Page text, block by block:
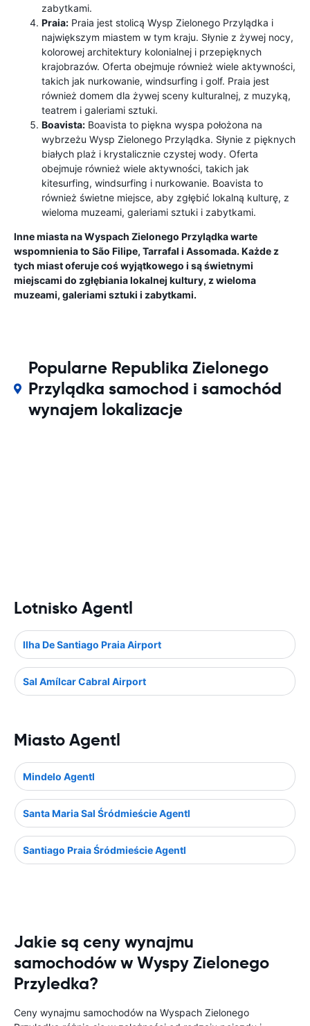
zabytkami.
Praia: Praia jest stolicą Wysp Zielonego Przylądka i
największym miastem w tym kraju. Słynie z żywej nocy,
kolorowej architektury kolonialnej i przepięknych
krajobrazów. Oferta obejmuje również wiele aktywności,
takich jak nurkowanie, windsurfing i golf. Praia jest
również domem dla żywej sceny kulturalnej, z muzyką,
teatrem i galeriami sztuki.
Boavista: Boavista to piękna wyspa położona na
wybrzeżu Wysp Zielonego Przylądka. Słynie z pięknych
białych plaż i krystalicznie czystej wody. Oferta
obejmuje również wiele aktywności, takich jak
kitesurfing, windsurfing i nurkowanie. Boavista to
również świetne miejsce, aby zgłębić lokalną kulturę, z
wieloma muzeami, galeriami sztuki i zabytkami.
Inne miasta na Wyspach Zielonego Przylądka warte
wspomnienia to São Filipe, Tarrafal i Assomada. Każde z
tych miast oferuje coś wyjątkowego i są świetnymi
miejscami do zgłębiania lokalnej kultury, z wieloma
muzeami, galeriami sztuki i zabytkami.
Popularne Republika Zielonego
Przylądka samochod i samochód
wynajem lokalizacje
Lotnisko Agentl
Ilha De Santiago Praia Airport
Sal Amílcar Cabral Airport
Miasto Agentl
Mindelo Agentl
Santa Maria Sal Śródmieście Agentl
Santiago Praia Śródmieście Agentl
Jakie są ceny wynajmu
samochodów w Wyspy Zielonego
Przyledka?
Ceny wynajmu samochodów na Wyspach Zielonego